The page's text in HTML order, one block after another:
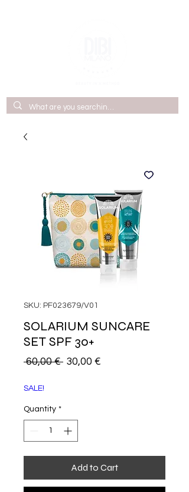
SKU: PF023679/V01
SOLARIUM SUNCARE
SET SPF 30+
60,00 € Regular
30,00 €
SALE!
Quantity *
Add to Cart